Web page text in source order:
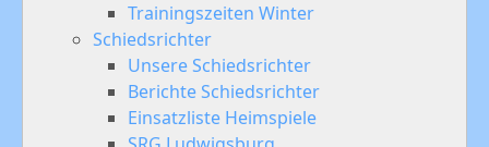
Trainingszeiten Winter
Schiedsrichter
Unsere Schiedsrichter
Berichte Schiedsrichter
Einsatzliste Heimspiele